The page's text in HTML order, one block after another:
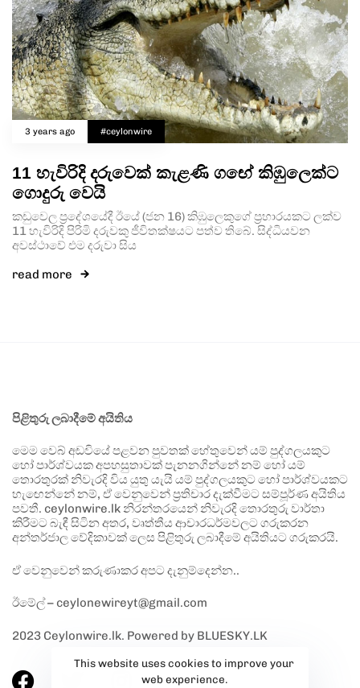
3 years ago #ceylonwire
11 හැවිරිදි දරුවෙක් කැළණි ගඟේ කිඹුලෙක්ට
ගොදුරු වෙයි
කඩුවෙල ප්‍රදේශයේදී ඊයේ (ජන 16) කිඹුලෙකුගේ ප්‍රහාරයකට ලක්ව
11 හැවිරිදි පිරිමි දරුවකු ජීවිතක්ෂයට පත්ව තිබේ. සිද්ධියවන
අවස්ථාවේ එම දරුවා සිය
read more
පිළිතුරු ලබාදීමේ අයිතිය
මෙම වෙබ් අඩවියේ පළවන පුවතක් හේතුවෙන් යම් පුද්ගලයකුට
හෝ පාර්ශ්වයක අපහසුතාවක් පැනනගින්නේ නම් හෝ යම්
තොරතුරක් නිවැරදි විය යුතු යැයි යම් පුද්ගලයකුට හෝ පාර්ශ්වයකට
හැඟෙන්නේ නම්, ඒ වෙනුවෙන් ප්‍රතිචාර දැක්වීමට සම්පූර්ණ අයිතිය
පවතී. ceylonwire.lk නිරන්තරයෙන් නිවැරදි තොරතුරු වාර්තා
කිරීමට බැඳී සිටින අතර, වෘත්තීය ආචාරධර්මවලට ගරුකරන
අන්තර්ජාල වේදිකාවක් ලෙස පිළිතුරු ලබාදීමේ අයිතියට ගරුකරයි.
ඒ වෙනුවෙන් කරුණාකර අපට දැනුම්දෙන්න..
ඊමේල් – ceylonewireyt@gmail.com
2023 Ceylonwire.lk. Powered by BLUESKY.LK
This website uses cookies to improve your
web experience.